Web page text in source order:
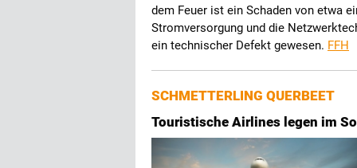
dem Feuer ist ein Schaden von etwa
Stromversorgung und die
ein technischer Defekt gewesen. FFH
SCHMETTERLING QUERBEET
Touristische Airlines legen im